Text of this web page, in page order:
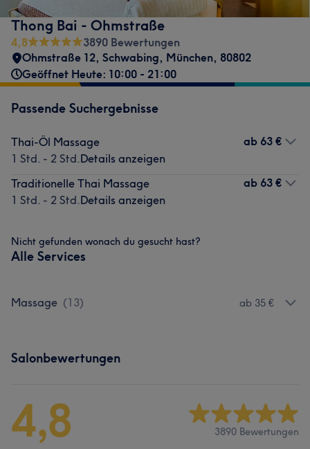
Thong Bai - Ohmstraße
4,8
3890 Bewertungen
Ohmstraße 12, Schwabing, München, 80802
Geöffnet Heute: 10:00 - 21:00
Passende Suchergebnisse
Thai-Öl Massage
1 Std. - 2 Std.Details anzeigen
ab 63 €
Traditionelle Thai Massage
1 Std. - 2 Std.Details anzeigen
ab 63 €
Nicht gefunden wonach du gesucht hast?
Alle Services
Massage (13) ab 35 €
Salonbewertungen
4,8 3890 Bewertungen